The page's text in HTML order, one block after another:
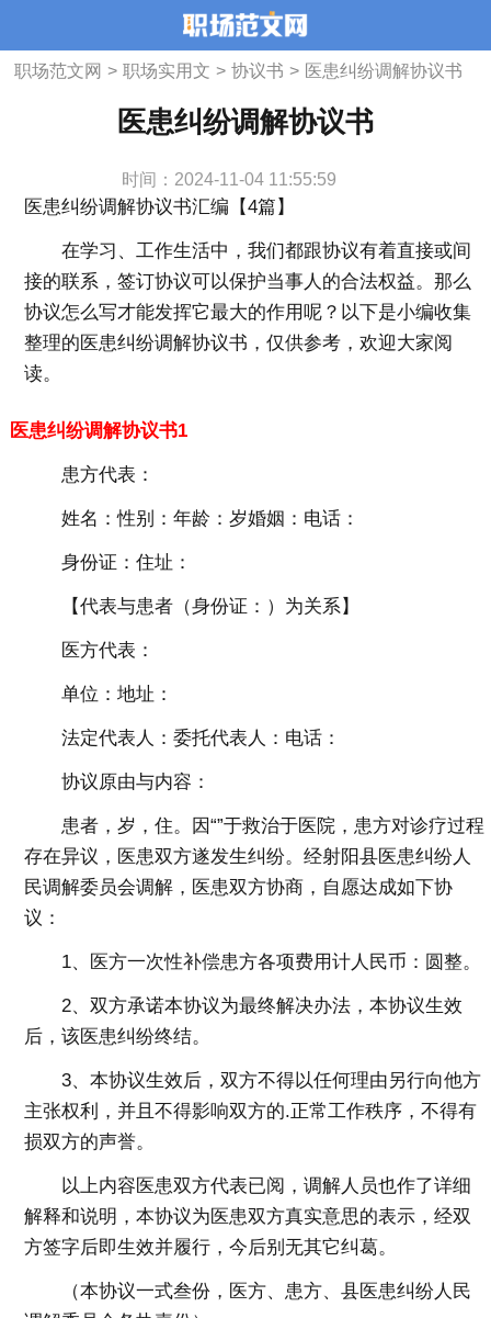
职场范文网 > 职场实用文 > 协议书 > 医患纠纷调解协议书
医患纠纷调解协议书
时间：2024-11-04 11:55:59
医患纠纷调解协议书汇编【4篇】
在学习、工作生活中，我们都跟协议有着直接或间
接的联系，签订协议可以保护当事人的合法权益。那么
协议怎么写才能发挥它最大的作用呢？以下是小编收集
整理的医患纠纷调解协议书，仅供参考，欢迎大家阅
读。
医患纠纷调解协议书1
患方代表：
姓名：性别：年龄：岁婚姻：电话：
身份证：住址：
【代表与患者（身份证：）为关系】
医方代表：
单位：地址：
法定代表人：委托代表人：电话：
协议原由与内容：
患者，岁，住。因“”于救治于医院，患方对诊疗过程
存在异议，医患双方遂发生纠纷。经射阳县医患纠纷人
民调解委员会调解，医患双方协商，自愿达成如下协
议：
1、医方一次性补偿患方各项费用计人民币：圆整。
2、双方承诺本协议为最终解决办法，本协议生效
后，该医患纠纷终结。
3、本协议生效后，双方不得以任何理由另行向他方
主张权利，并且不得影响双方的.正常工作秩序，不得有
损双方的声誉。
以上内容医患双方代表已阅，调解人员也作了详细
解释和说明，本协议为医患双方真实意思的表示，经双
方签字后即生效并履行，今后别无其它纠葛。
（本协议一式叁份，医方、患方、县医患纠纷人民